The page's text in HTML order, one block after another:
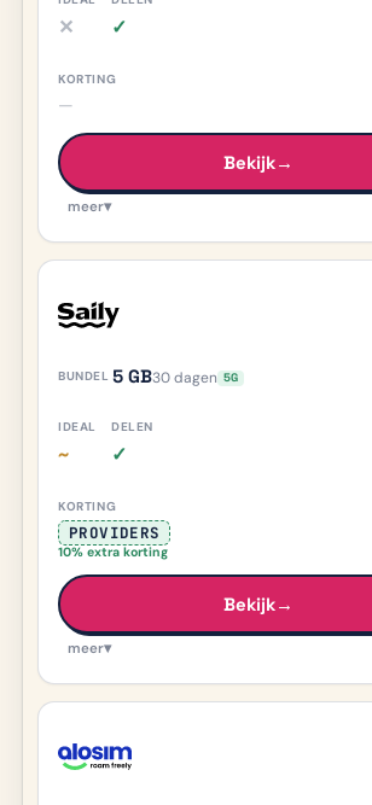
✕iDEAL nee, meer info
✓Delen ja, meer info
—
Bekijk→
meer▾
5 GB30 dagen 5G
~ iDEAL deels/onduidelijk, meer info
✓Delen ja, meer info
PROVIDERS
10% extra korting
Bekijk→
meer▾